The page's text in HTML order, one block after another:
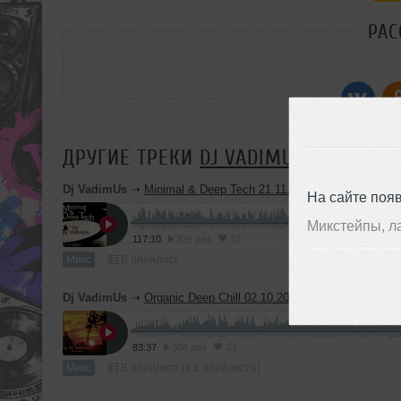
На сайте
Микстейпы,
ДРУГИЕ ТРЕКИ DJ VADIMUS
Dj VadimUs ➝ Minimal & Deep Tech 21.11.2021
117:10
Микс
Dj VadimUs ➝ Organic Deep Chill 02.10.2021
83:37
Микс